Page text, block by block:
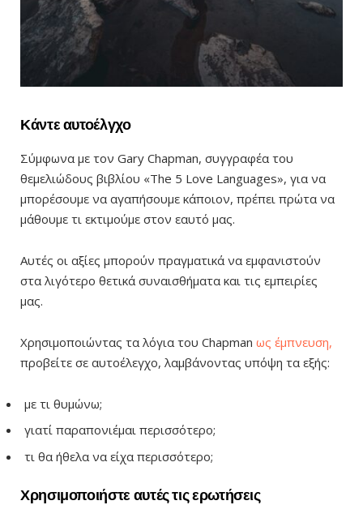
Κάντε αυτοέλγχο
Σύμφωνα με τον Gary Chapman, συγγραφέα του
θεμελιώδους βιβλίου «The 5 Love Languages», για να
μπορέσουμε να αγαπήσουμε κάποιον, πρέπει πρώτα να
μάθουμε τι εκτιμούμε στον εαυτό μας.
Αυτές οι αξίες μπορούν πραγματικά να εμφανιστούν
στα λιγότερο θετικά συναισθήματα και τις εμπειρίες
μας.
Χρησιμοποιώντας τα λόγια του Chapman ως έμπνευση,
προβείτε σε αυτοέλεγχο, λαμβάνοντας υπόψη τα εξής:
με τι θυμώνω;
γιατί παραπονιέμαι περισσότερο;
τι θα ήθελα να είχα περισσότερο;
Χρησιμοποιήστε αυτές τις ερωτήσεις